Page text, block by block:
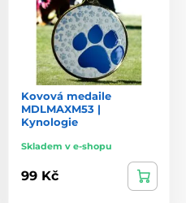
Kovová medaile
MDLMAXM53 |
Kynologie
Skladem v e-shopu
99 Kč